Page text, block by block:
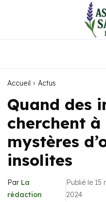
Accueil Actus
Quand des
cherchent
mystères
insolites
Par La
rédaction
Publié le 15
2024